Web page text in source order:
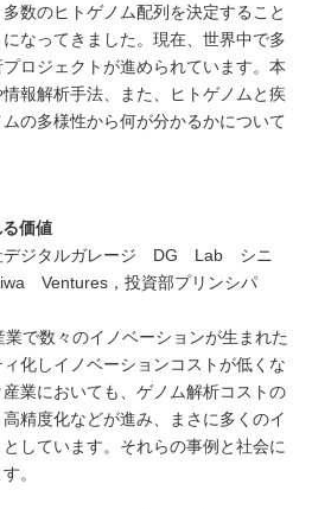
数のヒトゲノム配列を決定すること
なってきました。現在、世界中で多
ロジェクトが進められています。本
報解析手法、また、ヒトゲノムと疾
の多様性から何が分かるかについて
価値
デジタルガレージ DG Lab シニ
Ventures，投資部プリンシパ
で数々のイノベーションが生まれた
化しイノベーションコストが低くな
業においても、ゲノム解析コストの
精度化などが進み、まさに多くのイ
しています。それらの事例と社会に
。